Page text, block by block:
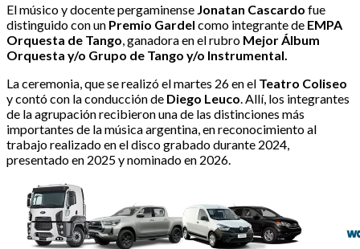
El músico y docente pergaminense Jonatan Cascardo fue
distinguido con un Premio Gardel como integrante de EMPA
Orquesta de Tango, ganadora en el rubro Mejor Álbum
Orquesta y/o Grupo de Tango y/o Instrumental.
La ceremonia, que se realizó el martes 26 en el Teatro Coliseo
y contó con la conducción de Diego Leuco. Allí, los integrantes
de la agrupación recibieron una de las distinciones más
importantes de la música argentina, en reconocimiento al
trabajo realizado en el disco grabado durante 2024,
presentado en 2025 y nominado en 2026.